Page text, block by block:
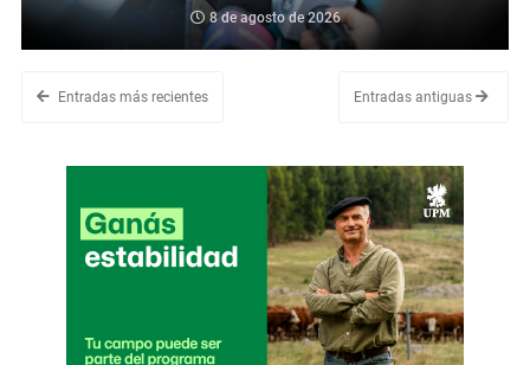
8 de agosto de 2026
Entradas más recientes Entradas antiguas